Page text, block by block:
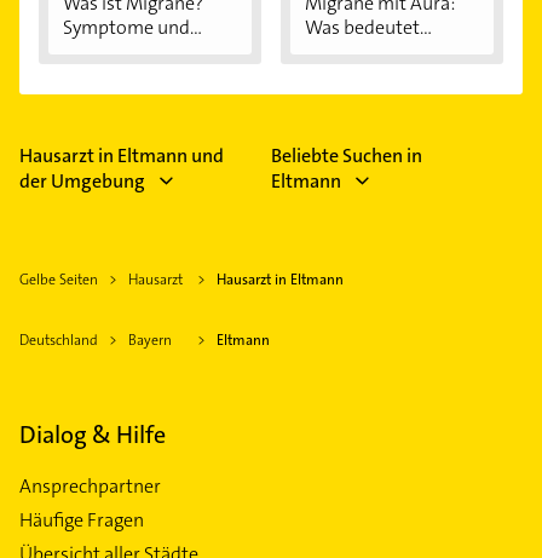
Symptome und...
Was bedeutet...
Hausarzt in Eltmann und
der Umgebung
Beliebte Suchen in
Eltmann
Gelbe Seiten Hausarzt Hausarzt in Eltmann
Deutschland Bayern Eltmann
Dialog & Hilfe
Ansprechpartner
Häufige Fragen